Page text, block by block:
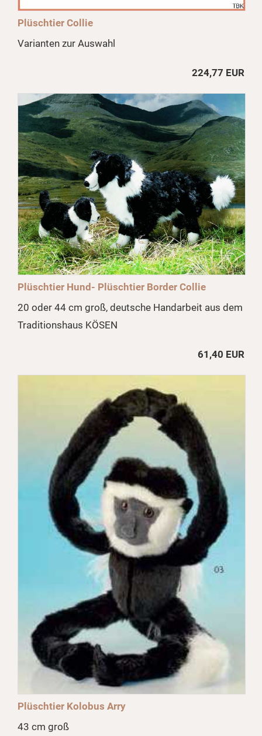
Plüschtier Collie
Varianten zur Auswahl
224,77 EUR
Plüschtier Hund- Plüschtier Border Collie
20 oder 44 cm groß, deutsche Handarbeit aus dem
Traditionshaus KÖSEN
61,40 EUR
Plüschtier Kolobus Arry
43 cm groß